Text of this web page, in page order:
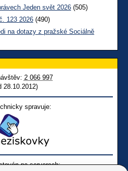
Jeden svět 2026 (505)
123 2026 (490)
na dotazy z pražské Sociálně
2 066 997
28.10.2012)
spravuje:
na serverech: